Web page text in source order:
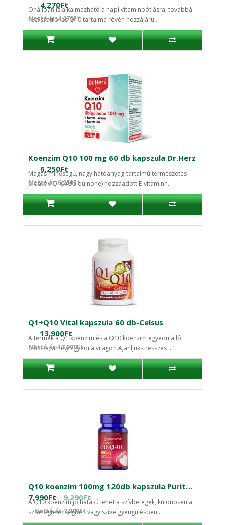
Önállóan is alkalmazható a napi vitaminpótlásra, továbbá
rezveratrol és Q10 tartalma révén hozzájáru..
4,270Ft
Nettó ár:4,270Ft
Koenzim Q10 100 mg 60 db kapszula Dr.Herz
Magas minőségű, nagy hatóanyag-tartalmú természetes
bioaktív Q10 (Ubiquinone) hozzáadott E-vitaminn..
6,250Ft
Nettó ár:6,250Ft
Q1+Q10 Vital kapszula 60 db-Celsus
A termék a Q1 koenzim és a Q10 koenzim egyedülálló
párosa, amely egyedi a világon.Ajánljukstresszes ..
13,900Ft
Nettó ár:13,900Ft
Q10 koenzim 100mg 120db kapszula Puritan's
A Q10 koenzim jó hatású lehet a szívbetegek, különösen a
szívelégtelenségben vagy szívelgyengülésben..
7,990Ft 9,290Ft
Nettó ár:7,990Ft